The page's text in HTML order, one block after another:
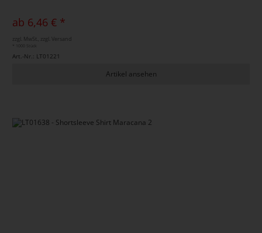
ab 6,46 € *
zzgl. MwSt., zzgl. Versand
Art.-Nr.: LT01221
Artikel ansehen